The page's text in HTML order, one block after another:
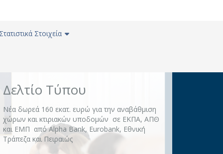
Στατιστικά Στοιχεία
Δελτίο Τύπου
Ετήσια Τακτική Γενική Συνέλευση 2026